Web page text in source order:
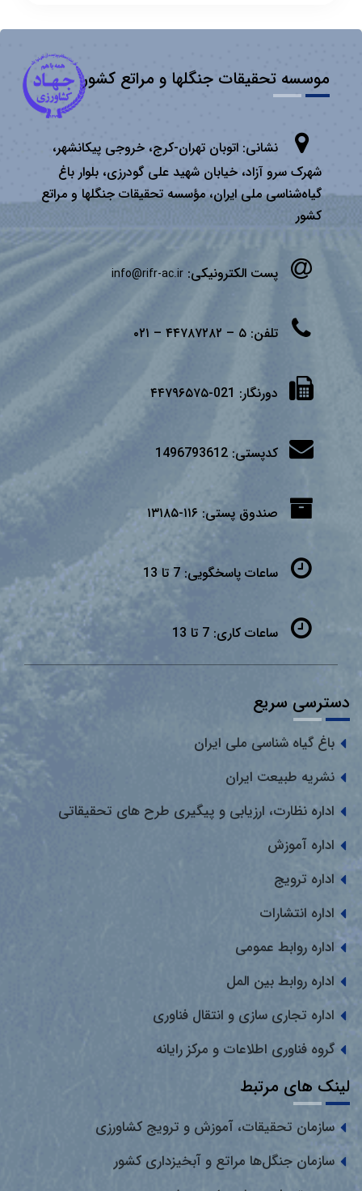
موسسه تحقیقات جنگلها و مراتع کشور
نشانی: اتوبان تهران­-كرج، خروجی پیكانشهر،
شهرک سرو آزاد، خیابان شهید علی گودرزی، بلوار باغ
گیاه‌شناسی ملی ایران، مؤسسه تحقیقات جنگلها و مراتع
كشور
پست الکترونیکی: info@rifr-ac.ir
تلفن: ۵ – ۴۴۷۸۷۲۸۲ – ۰۲۱
دورنگار: 021-۴۴۷۹۶۵۷۵
کدپستی: 1496793612
صندوق پستی: ۱۱۶-۱۳۱۸۵
ساعات پاسخگویی: 7 تا 13
ساعات کاری: 7 تا 13
دسترسی سریع
باغ گیاه شناسی ملی ایران
نشریه طبیعت ایران
اداره نظارت، ارزیابی و پیگیری طرح های تحقیقاتی
اداره آموزش
اداره ترویج
اداره انتشارات
اداره روابط عمومی
اداره روابط بین المل
اداره تجاری سازی و انتقال فناوری
گروه فناوری اطلاعات و مرکز رایانه
لینک های مرتبط
سازمان تحقیقات، آموزش و ترویج کشاورزی
سازمان جنگل‌ها مراتع و آبخیزداری کشور